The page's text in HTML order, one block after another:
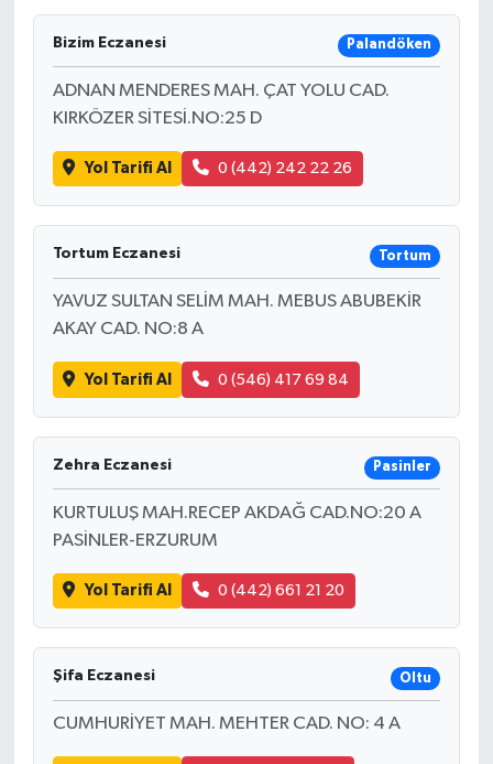
Bizim Eczanesi Palandöken
ADNAN MENDERES MAH. ÇAT YOLU CAD.
KIRKÖZER SİTESİ.NO:25 D
Yol Tarifi Al 0 (442) 242 22 26
Tortum Eczanesi Tortum
YAVUZ SULTAN SELİM MAH. MEBUS ABUBEKİR
AKAY CAD. NO:8 A
Yol Tarifi Al 0 (546) 417 69 84
Zehra Eczanesi Pasinler
KURTULUŞ MAH.RECEP AKDAĞ CAD.NO:20 A
PASİNLER-ERZURUM
Yol Tarifi Al 0 (442) 661 21 20
Şifa Eczanesi Oltu
CUMHURİYET MAH. MEHTER CAD. NO: 4 A